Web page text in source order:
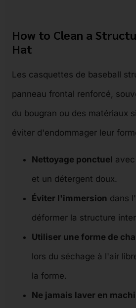
How to Clean a
Hat
Les casquettes de baseball
panneau frontal renforcé,
du bougran ou des matériaux
éviter d'endommager leur
Nettoyage ponctuel
et un détergent doux.
Éviter l'immersion dans
déformer la structure
Utiliser une forme de
lors du séchage à l'air
la forme.
Ne jamais laver en